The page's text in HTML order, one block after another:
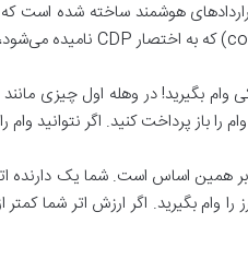
وام بگیرید! در وهله اول چیزی
را باز پرداخت کنید. اگر نتوانید
وام بگیرید. اگر ارزش اتر شما